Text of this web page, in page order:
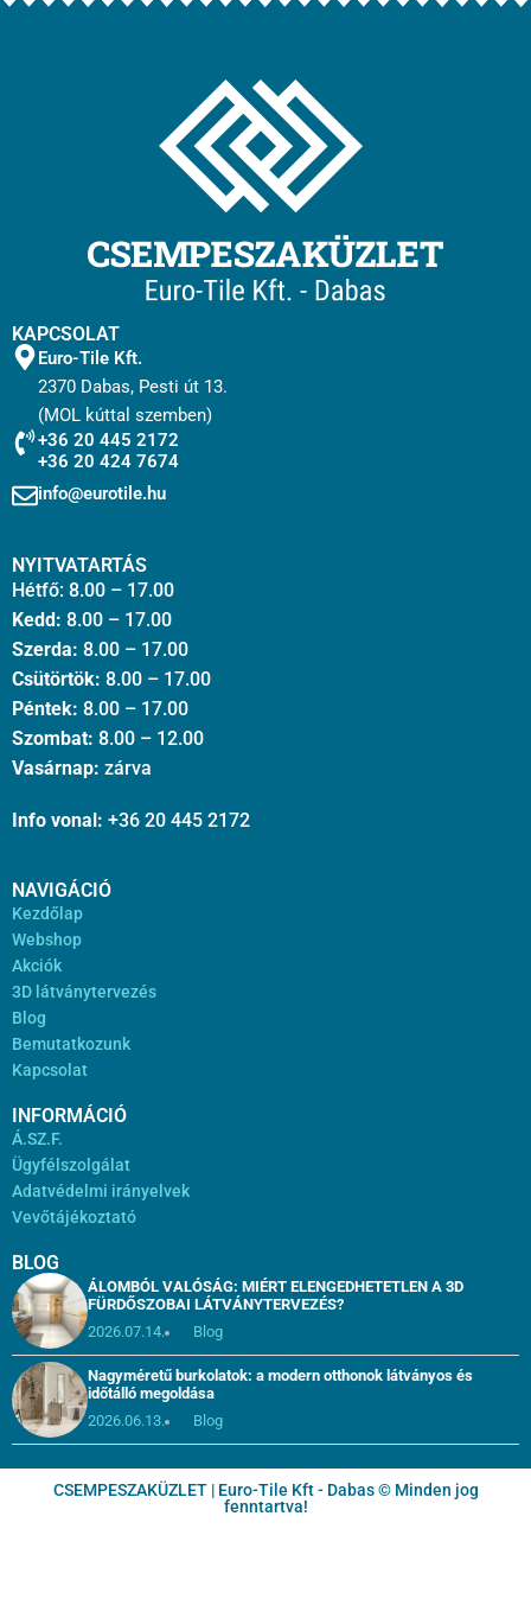
KAPCSOLAT
Euro-Tile Kft.
2370 Dabas, Pesti út 13.
(MOL kúttal szemben)
+36 20 445 2172
+36 20 424 7674
info@eurotile.hu
NYITVATARTÁS
Hétfő: 8.00 – 17.00
Kedd: 8.00 – 17.00
Szerda: 8.00 – 17.00
Csütörtök: 8.00 – 17.00
Péntek: 8.00 – 17.00
Szombat: 8.00 – 12.00
Vasárnap: zárva
Info vonal: +36 20 445 2172
NAVIGÁCIÓ
Kezdőlap
Webshop
Akciók
3D látványtervezés
Blog
Bemutatkozunk
Kapcsolat
INFORMÁCIÓ
Á.SZ.F.
Ügyfélszolgálat
Adatvédelmi irányelvek
Vevőtájékoztató
BLOG
ÁLOMBÓL VALÓSÁG: MIÉRT ELENGEDHETETLEN A 3D
FÜRDŐSZOBAI LÁTVÁNYTERVEZÉS?
2026.07.14.
Blog
Nagyméretű burkolatok: a modern otthonok látványos és
időtálló megoldása
2026.06.13.
Blog
CSEMPESZAKÜZLET | Euro-Tile Kft - Dabas © Minden jog
fenntartva!